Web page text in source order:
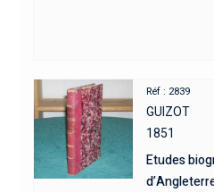
Réf : 2839
GUIZOT
1851
Etudes